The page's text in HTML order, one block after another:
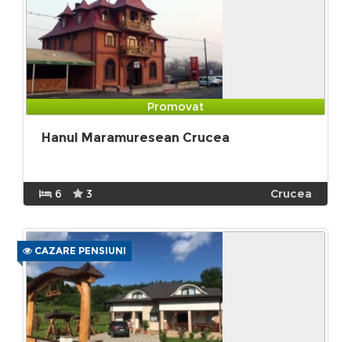
Promovat
Hanul Maramuresean Crucea
6 3 Crucea
CAZARE PENSIUNI